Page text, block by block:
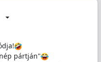
pártján"